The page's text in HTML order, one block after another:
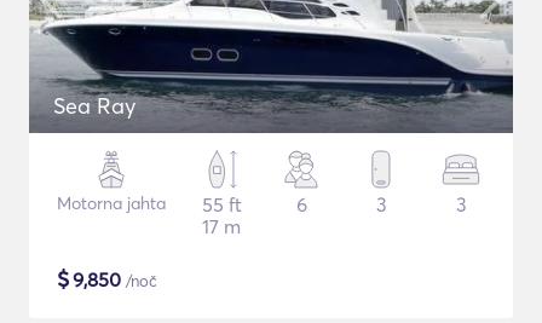
Sea Ray
Motorna jahta
55 ft
17 m
6 3 3
$9,850 /noč